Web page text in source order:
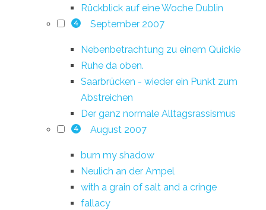
Rückblick auf eine Woche Dublin
4 September 2007
Nebenbetrachtung zu einem Quickie
Ruhe da oben.
Saarbrücken - wieder ein Punkt zum
Abstreichen
Der ganz normale Alltagsrassismus
4 August 2007
burn my shadow
Neulich an der Ampel
with a grain of salt and a cringe
fallacy